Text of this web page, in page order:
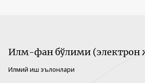
Илм-фан бўлими (электрон
Илмий иш эълонлари